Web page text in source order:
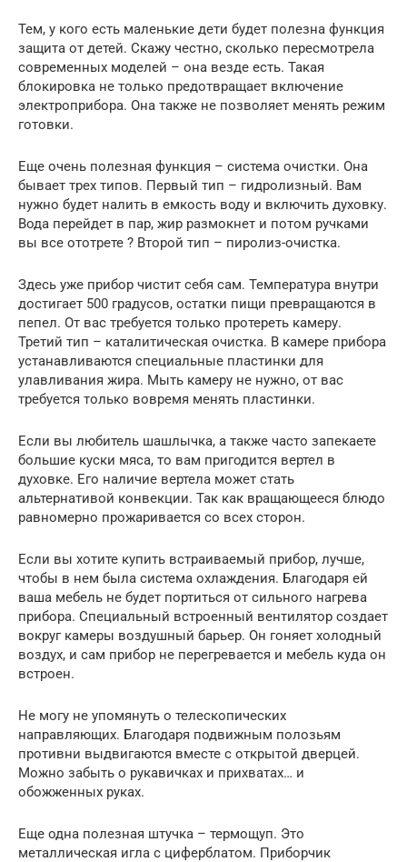
Тем, у кого есть маленькие дети будет полезна функция
защита от детей. Скажу честно, сколько пересмотрела
современных моделей – она везде есть. Такая
блокировка не только предотвращает включение
электроприбора. Она также не позволяет менять режим
готовки.
Еще очень полезная функция – система очистки. Она
бывает трех типов. Первый тип – гидролизный. Вам
нужно будет налить в емкость воду и включить духовку.
Вода перейдет в пар, жир размокнет и потом ручками
вы все ототрете ? Второй тип – пиролиз-очистка.
Здесь уже прибор чистит себя сам. Температура внутри
достигает 500 градусов, остатки пищи превращаются в
пепел. От вас требуется только протереть камеру.
Третий тип – каталитическая очистка. В камере прибора
устанавливаются специальные пластинки для
улавливания жира. Мыть камеру не нужно, от вас
требуется только вовремя менять пластинки.
Если вы любитель шашлычка, а также часто запекаете
большие куски мяса, то вам пригодится вертел в
духовке. Его наличие вертела может стать
альтернативой конвекции. Так как вращающееся блюдо
равномерно прожаривается со всех сторон.
Если вы хотите купить встраиваемый прибор, лучше,
чтобы в нем была система охлаждения. Благодаря ей
ваша мебель не будет портиться от сильного нагрева
прибора. Специальный встроенный вентилятор создает
вокруг камеры воздушный барьер. Он гоняет холодный
воздух, и сам прибор не перегревается и мебель куда он
встроен.
Не могу не упомянуть о телескопических
направляющих. Благодаря подвижным полозьям
противни выдвигаются вместе с открытой дверцей.
Можно забыть о рукавичках и прихватах… и
обожженных руках.
Еще одна полезная штучка – термощуп. Это
металлическая игла с циферблатом. Приборчик